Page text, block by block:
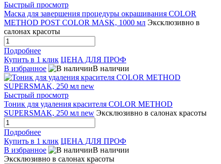
Быстрый просмотр
Маска для завершения процедуры окрашивания COLOR
METHOD POST COLOR MASK, 1000 мл Эксклюзивно в
салонах красоты
Подробнее
Купить в 1 клик ЦЕНА ДЛЯ ПРОФ
В избранное
В наличии
Быстрый просмотр
Тоник для удаления красителя COLOR METHOD
SUPERSMAK, 250 мл new Эксклюзивно в салонах красоты
Подробнее
Купить в 1 клик ЦЕНА ДЛЯ ПРОФ
В избранное
В наличии
Эксклюзивно в салонах красоты